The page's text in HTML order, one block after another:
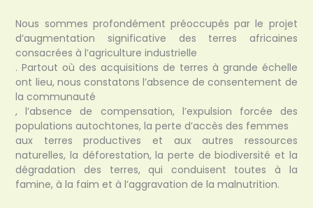
Nous sommes profondément préoccupés par le projet
d’augmentation significative des terres africaines
consacrées à l’agriculture industrielle
. Partout où des acquisitions de terres à grande échelle
ont lieu, nous constatons l’absence de consentement de
la communauté
, l’absence de compensation, l’expulsion forcée des
populations autochtones, la perte d’accès des femmes
aux terres productives et aux autres ressources
naturelles, la déforestation, la perte de biodiversité et la
dégradation des terres, qui conduisent toutes à la
famine, à la faim et à l’aggravation de la malnutrition.